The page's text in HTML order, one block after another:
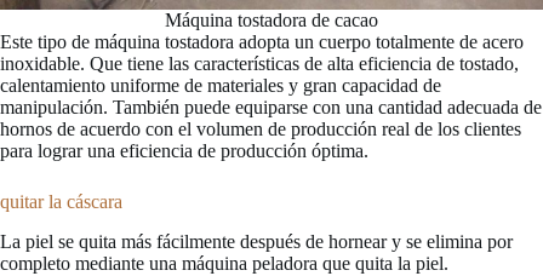
Máquina tostadora de cacao
Este tipo de máquina tostadora adopta un cuerpo totalmente de acero
inoxidable. Que tiene las características de alta eficiencia de tostado,
calentamiento uniforme de materiales y gran capacidad de
manipulación. También puede equiparse con una cantidad adecuada de
hornos de acuerdo con el volumen de producción real de los clientes
para lograr una eficiencia de producción óptima.
quitar la cáscara
La piel se quita más fácilmente después de hornear y se elimina por
completo mediante una máquina peladora que quita la piel.